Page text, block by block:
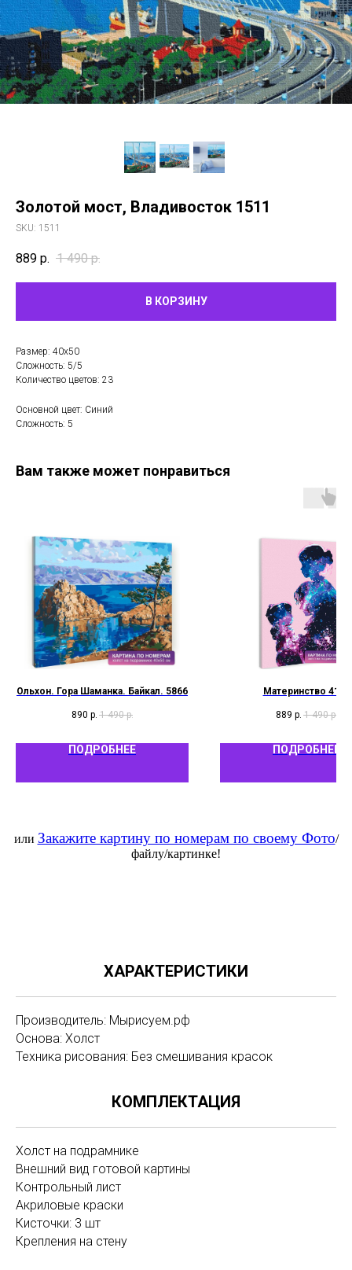
Золотой мост, Владивосток 1511
SKU: 1511
889 р. 1 490 р.
В КОРЗИНУ
Размер: 40х50
Сложность: 5/5
Количество цветов: 23
Основной цвет: Синий
Сложность: 5
Вам также может понравиться
Ольхон. Гора Шаманка. Байкал. 5866
890 р. 1 490 р.
ПОДРОБНЕЕ
Материнство 4194
889 р. 1 490 р.
ПОДРОБНЕЕ
или Закажите картину по номерам по своему Фото/
файлу/картинке!
ХАРАКТЕРИСТИКИ
Производитель: Мырисуем.рф
Основа: Холст
Техника рисования: Без смешивания красок
КОМПЛЕКТАЦИЯ
Холст на подрамнике
Внешний вид готовой картины
Контрольный лист
Акриловые краски
Кисточки: 3 шт
Крепления на стену